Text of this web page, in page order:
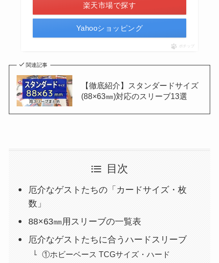
楽天市場で探す
Yahooショッピング
ポチップ
関連記事
【徹底紹介】スタンダードサイズ
(88×63㎜)対応のスリーブ13選
目次
厄介なゲストたちの「カードサイズ・枚
数」
88×63㎜用スリーブの一覧表
厄介なゲストたちに合うハードスリーブ
①ホビーベース TCGサイズ・ハード